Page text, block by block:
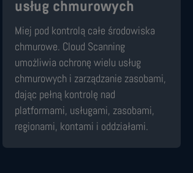
usług chmurowych
Miej pod kontrolą całe środowiska
chmurowe. Cloud Scanning
umożliwia ochronę wielu usług
chmurowych i zarządzanie zasobami,
dając pełną kontrolę nad
platformami, usługami, zasobami,
regionami, kontami i oddziałami.